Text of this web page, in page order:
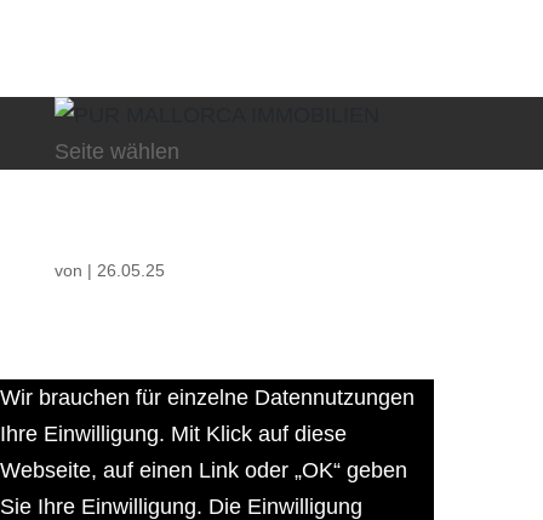
Seite wählen
von | 26.05.25
Wir brauchen für einzelne Datennutzungen
Ihre Einwilligung. Mit Klick auf diese
Webseite, auf einen Link oder „OK“ geben
Sie Ihre Einwilligung. Die Einwilligung